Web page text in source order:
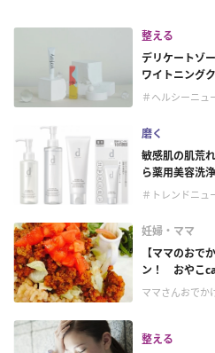
整える
デリケートゾ
ワイトニング
＃ヘルシーニュ
磨く
敏感肌の肌荒
ら薬用美容洗
＃トレンドニュ
妊婦・ママ
【ママのおで
ン！ おやこ
ママさんおでか
整える